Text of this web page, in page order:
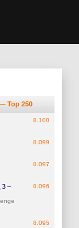
Top 250
8.100
8.099
8.097
3 –
8.096
8.095